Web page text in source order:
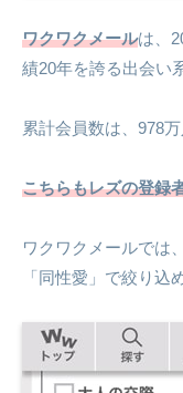
ワクワクメールは、
績20年を誇る出会い
累計会員数は、978
こちらもレズの登録
ワクワクメールでは
「同性愛」で絞り込